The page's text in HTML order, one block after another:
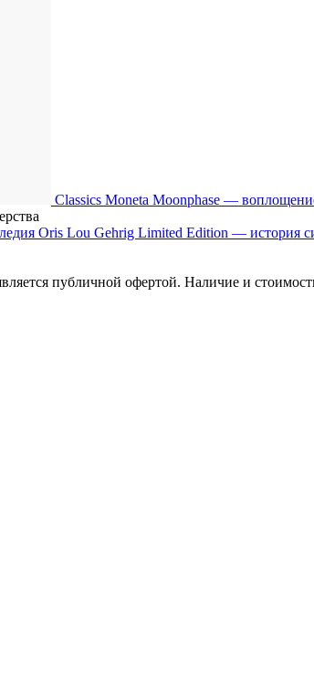
Classics Moneta Moonphase —
Oris Lou Gehrig Limited Edition — история
публичной офертой. Наличие и